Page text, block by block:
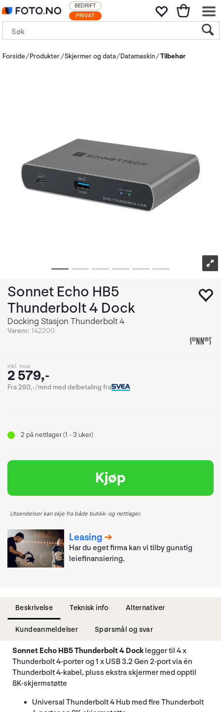
PRIVAT
BEDRIFT
Forside Produkter Skjermer og data Datamaskin Tilbehør
Sonnet Echo HB5
Thunderbolt 4 Dock
Docking Stasjon Thunderbolt 4
Varenr: 142200
inkl. mva
2 579,-
Fra 260,-/mnd med delbetaling fra
2 på nettlager (1 - 3 uker)
Kjøp
Utsendelser kan skje fra både butikk- og nettlager.
Leasing
Har du eget firma kan vi tilby gunstig
leiefinansiering.
Beskrivelse Teknisk info Alternativer
Kundeanmeldelser Spørsmål og svar
Sonnet Echo HB5 Thunderbolt 4 Dock legger til 4 x
Thunderbolt 4-porter og 1 x USB 3.2 Gen 2-port via én
Thunderbolt 4-kabel, pluss ekstra skjermer med opptil
8K-skjermstøtte
Universal Thunderbolt 4 Hub med fire Thunderbolt